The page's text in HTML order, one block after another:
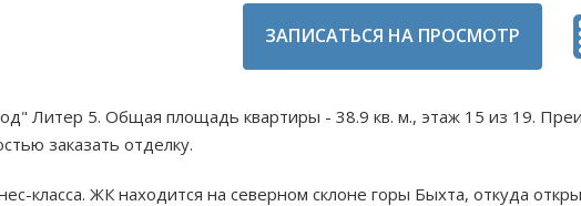
ЗАПИСАТЬСЯ НА ПРОСМОТР
Литер 5. Общая площадь квартиры - 38.9 кв. м., этаж 15 из 19.
заказать отделку.
класса. ЖК находится на северном склоне горы Быхта, откуда